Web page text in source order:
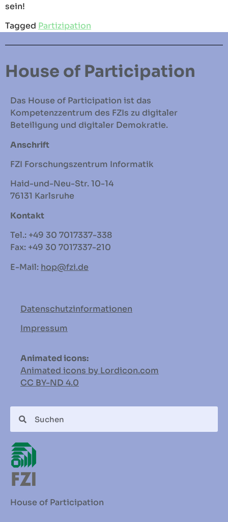
sein!
Tagged Partizipation
House of Participation
Das House of Participation ist das
Kompetenzzentrum des FZIs zu digitaler
Beteiligung und digitaler Demokratie.
Anschrift
FZI Forschungszentrum Informatik
Haid-und-Neu-Str. 10-14
76131 Karlsruhe
Kontakt
Tel.: +49 30 7017337-338
Fax: +49 30 7017337-210
E-Mail: hop@fzi.de
Datenschutzinformationen
Impressum
Animated icons:
Animated icons by Lordicon.com
CC BY-ND 4.0
House of Participation